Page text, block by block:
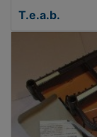
T.e.a.b.